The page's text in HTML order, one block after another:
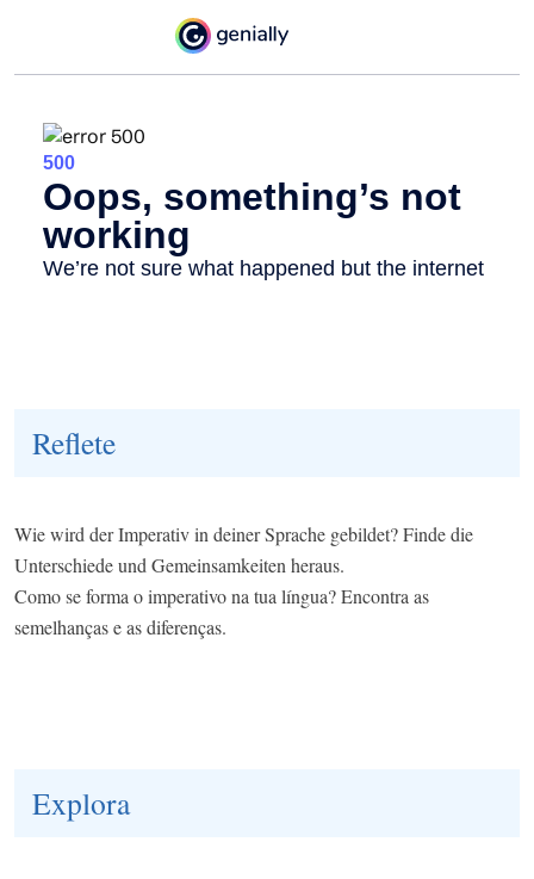
Reflete
Wie wird der Imperativ in deiner Sprache gebildet? Finde die
Unterschiede und Gemeinsamkeiten heraus.
Como se forma o imperativo na tua língua? Encontra as
semelhanças e as diferenças.
Explora